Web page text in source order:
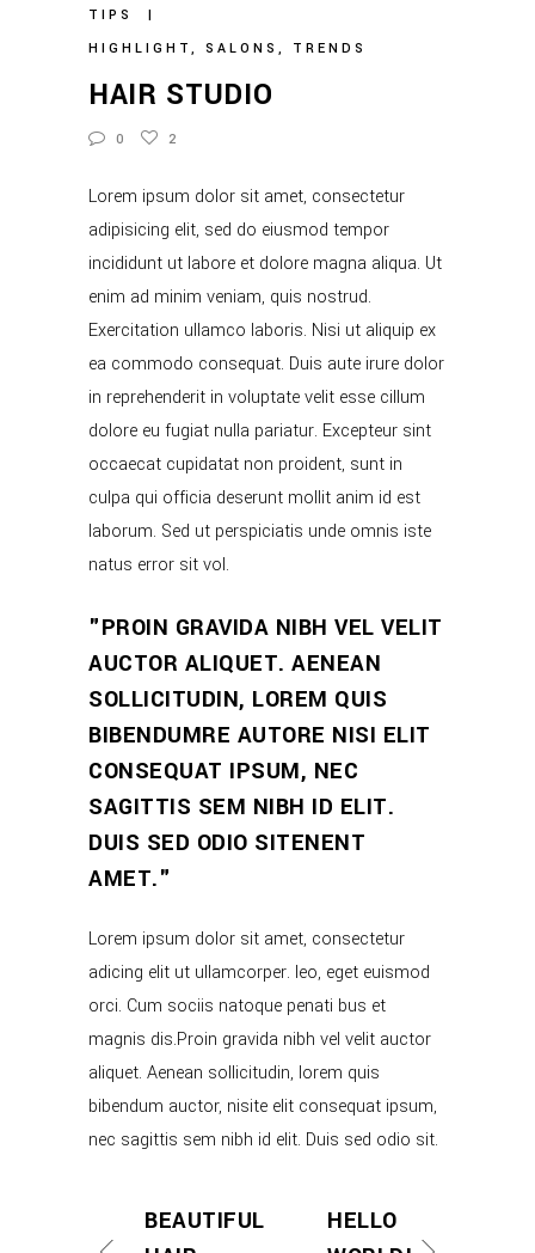
TIPS
HIGHLIGHT , SALONS , TRENDS
HAIR STUDIO
0 2
Lorem ipsum dolor sit amet, consectetur
adipisicing elit, sed do eiusmod tempor
incididunt ut labore et dolore magna aliqua. Ut
enim ad minim veniam, quis nostrud.
Exercitation ullamco laboris. Nisi ut aliquip ex
ea commodo consequat. Duis aute irure dolor
in reprehenderit in voluptate velit esse cillum
dolore eu fugiat nulla pariatur. Excepteur sint
occaecat cupidatat non proident, sunt in
culpa qui officia deserunt mollit anim id est
laborum. Sed ut perspiciatis unde omnis iste
natus error sit vol.
PROIN GRAVIDA NIBH VEL VELIT
AUCTOR ALIQUET. AENEAN
SOLLICITUDIN, LOREM QUIS
BIBENDUMRE AUTORE NISI ELIT
CONSEQUAT IPSUM, NEC
SAGITTIS SEM NIBH ID ELIT.
DUIS SED ODIO SITENENT
AMET.
Lorem ipsum dolor sit amet, consectetur
adicing elit ut ullamcorper. leo, eget euismod
orci. Cum sociis natoque penati bus et
magnis dis.Proin gravida nibh vel velit auctor
aliquet. Aenean sollicitudin, lorem quis
bibendum auctor, nisite elit consequat ipsum,
nec sagittis sem nibh id elit. Duis sed odio sit.
BEAUTIFUL
HELLO